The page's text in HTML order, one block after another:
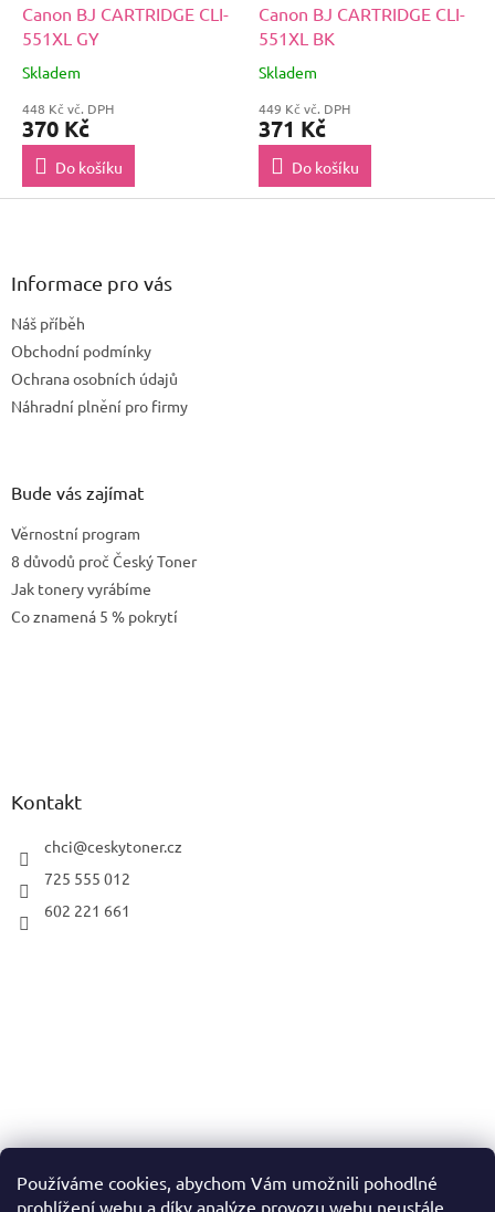
Používáme cookies, abychom Vám umožnili pohodlné
prohlížení webu a díky analýze provozu webu neustále
Canon BJ CARTRIDGE CLI-
551XL GY
Skladem
448 Kč vč. DPH
370 Kč
Do košíku
Canon BJ CARTRIDGE CLI-
551XL BK
Skladem
449 Kč vč. DPH
371 Kč
Do košíku
Z
Informace pro vás
Náš příběh
Obchodní podmínky
Ochrana osobních údajů
Náhradní plnění pro firmy
Bude vás zajímat
Věrnostní program
8 důvodů proč Český Toner
Jak tonery vyrábíme
Co znamená 5 % pokrytí
Kontakt
chci@ceskytoner.cz
725 555 012
602 221 661